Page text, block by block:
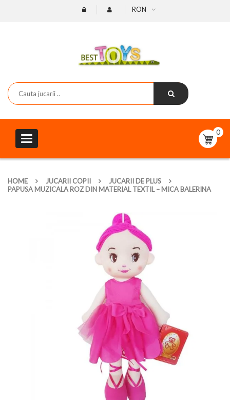
RON
Toggle
navigation
0
HOME JUCARII COPII
JUCARII DE PLUS
PAPUSA MUZICALA ROZ DIN MATERIAL TEXTIL – MICA BALERINA